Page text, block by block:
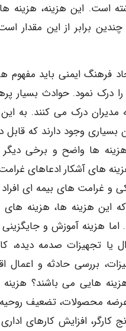
است. این هزینه، هزینه
برابر از این مقدار
فرهنگ ایمنی باید مفهوم
درک نمود. حوادث بسیار
مدیران درک می کنند. به
بسیاری وجود دارند که قابل
ها واضح و برخی دیگر
های آشکار ادعاهای غرامت
و غرامت های بیمه ای افراد
این هزینه ها، هزینه
اما هزینه آموزش و جایگزینی
یا تجهیزات صدمه
بررسی حادثه و اعمال
هایی می باشند؟
محصولات، تضعیف
کارگر، افزایش کارهای